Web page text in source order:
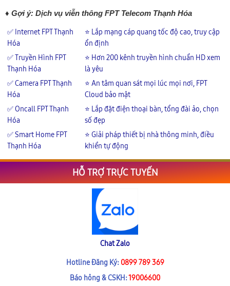
♦ Gợi ý: Dịch vụ viễn thông FPT Telecom Thạnh Hóa
✅ Internet FPT Thạnh
Hóa
⭐ Lắp mạng cáp quang tốc độ cao, truy cập
ổn định
✅ Truyền Hình FPT
Thạnh Hóa
⭐ Hơn 200 kênh truyền hình chuẩn HD xem
là yêu
✅ Camera FPT Thạnh
Hóa
⭐ An tâm quan sát mọi lúc mọi nơi, FPT
Cloud bảo mật
✅ Oncall FPT Thạnh
Hóa
⭐ Lắp đặt điện thoại bàn, tổng đài ảo, chọn
số đẹp
✅ Smart Home FPT
Thạnh Hóa
⭐ Giải pháp thiết bị nhà thông minh, điều
khiển tự động
HỖ TRỢ TRỰC TUYẾN
Chat Zalo
Hotline Đăng Ký: 0899 789 369
Báo hỏng & CSKH:19006600